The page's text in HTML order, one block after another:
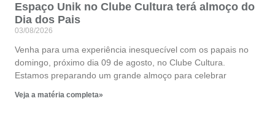
Espaço Unik no Clube Cultura terá almoço do
Dia dos Pais
03/08/2026
Venha para uma experiência inesquecível com os papais no
domingo, próximo dia 09 de agosto, no Clube Cultura.
Estamos preparando um grande almoço para celebrar
Veja a matéria completa»